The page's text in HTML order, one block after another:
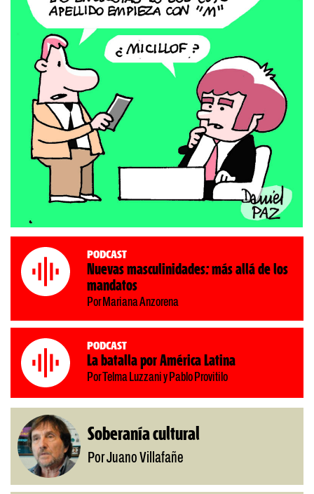
Podcast
Nuevas masculinidades: más allá de los
mandatos
Por Mariana Anzorena
Podcast
La batalla por América Latina
Por Telma Luzzani y Pablo Provitilo
Soberanía cultural
Por Juano Villafañe